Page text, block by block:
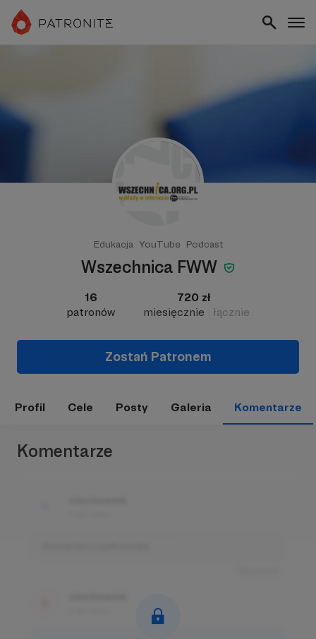
Edukacja YouTube Podcast
Wszechnica FWW
16
patronów
720 zł
miesięcznie
łącznie
Zostań Patronem
Profil Cele Posty Galeria Komentarze
Komentarze